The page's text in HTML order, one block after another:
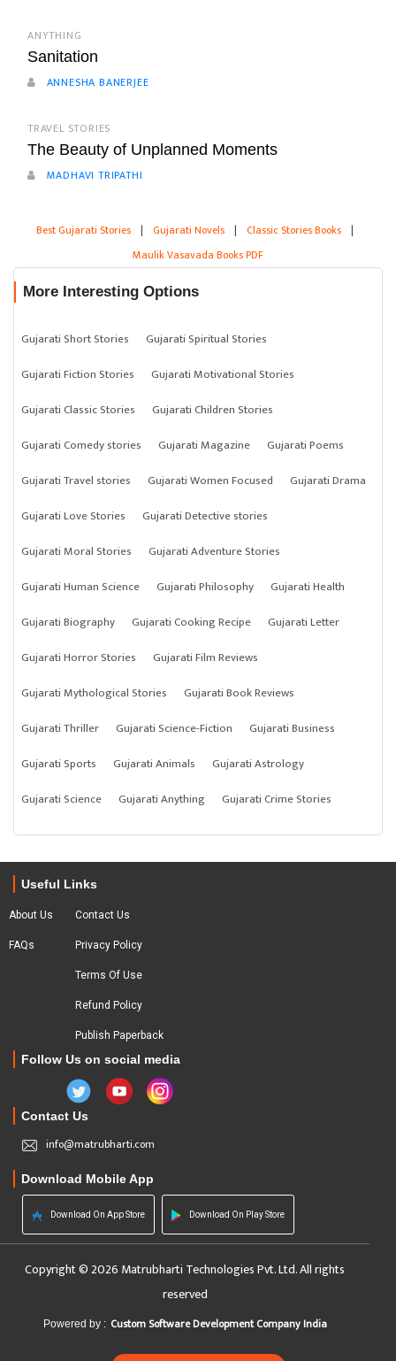
ANYTHING
Sanitation
ANNESHA BANERJEE
TRAVEL STORIES
The Beauty of Unplanned Moments
MADHAVI TRIPATHI
Best Gujarati Stories | Gujarati Novels | Classic Stories Books |
Maulik Vasavada Books PDF
More Interesting Options
Gujarati Short Stories
Gujarati Spiritual Stories
Gujarati Fiction Stories
Gujarati Motivational Stories
Gujarati Classic Stories
Gujarati Children Stories
Gujarati Comedy stories
Gujarati Magazine
Gujarati Poems
Gujarati Travel stories
Gujarati Women Focused
Gujarati Drama
Gujarati Love Stories
Gujarati Detective stories
Gujarati Moral Stories
Gujarati Adventure Stories
Gujarati Human Science
Gujarati Philosophy
Gujarati Health
Gujarati Biography
Gujarati Cooking Recipe
Gujarati Letter
Gujarati Horror Stories
Gujarati Film Reviews
Gujarati Mythological Stories
Gujarati Book Reviews
Gujarati Thriller
Gujarati Science-Fiction
Gujarati Business
Gujarati Sports
Gujarati Animals
Gujarati Astrology
Gujarati Science
Gujarati Anything Gujarati Crime Stories
Useful Links
About Us
FAQs
Contact Us
Privacy Policy
Terms Of Use
Refund Policy
Publish Paperback
Follow Us on social media
Contact Us
info@matrubharti.com
Download Mobile App
Download On App Store Download On Play Store
Copyright © 2026 Matrubharti Technologies Pvt. Ltd. All rights
reserved
Powered by : Custom Software Development Company India